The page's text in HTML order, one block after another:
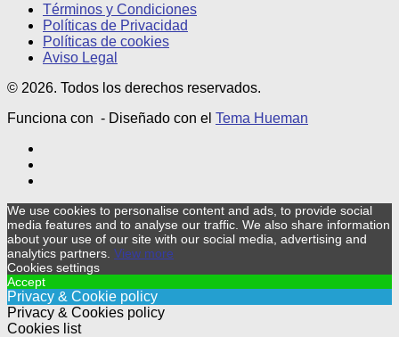
Términos y Condiciones
Políticas de Privacidad
Políticas de cookies
Aviso Legal
© 2026. Todos los derechos reservados.
Funciona con - Diseñado con el Tema Hueman
We use cookies to personalise content and ads, to provide social
media features and to analyse our traffic. We also share information
about your use of our site with our social media, advertising and
analytics partners. View more
Cookies settings
Accept
Privacy & Cookie policy
Privacy & Cookies policy
Cookies list